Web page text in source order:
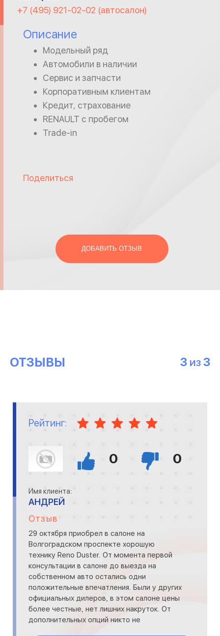
+7 (495) 921-02-02 (автосалон)
Описание
Модельный ряд
Автомобили в наличии
Сервис и запчасти
Корпоративным клиентам
Кредит, страхование
RENAULT с пробегом
Trade-in
Поделиться
ДОБАВИТЬ ОТЗЫВ
ОТЗЫВЫ 3 ИЗ 3
Рейтинг:
0 0
Имя клиента:
АНДРЕЙ
Отзыв
29 октября приобрел в салоне на
Волгоградском проспекте хорошую
технику Reno Duster. От момента первой
консультации в салоне до выезда на
собственном авто остались одни
положительные впечатления. Были у других
официальных дилеров, в этом салоне цены
более честные, нет лишних накруток. От
дополнительных опций никто не